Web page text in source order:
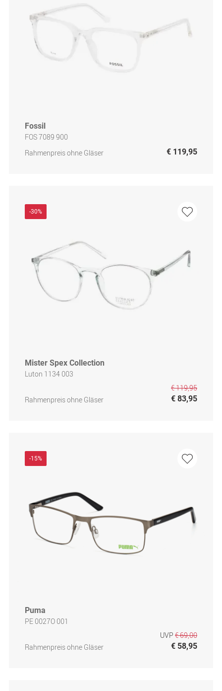
Fossil
FOS 7089 900
Rahmenpreis ohne Gläser
€ 119,95
-30%
Mister Spex Collection
Luton 1134 003
Rahmenpreis ohne Gläser
€ 119,95
€ 83,95
-15%
Puma
PE 0027O 001
Rahmenpreis ohne Gläser
UVP € 69,00
€ 58,95